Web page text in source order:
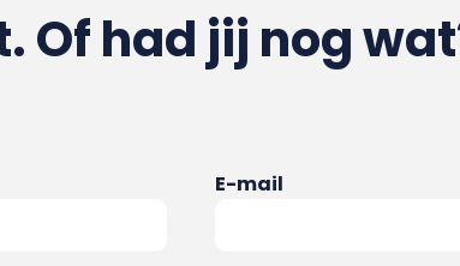
Of had jij nog
E-mail